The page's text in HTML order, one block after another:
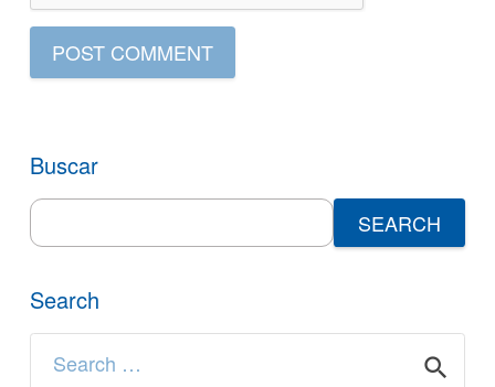
POST COMMENT
Buscar
Search
for:
Search
Search
for: